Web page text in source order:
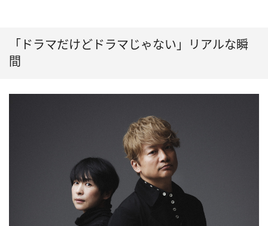
「ドラマだけどドラマじゃない」リアルな瞬
間